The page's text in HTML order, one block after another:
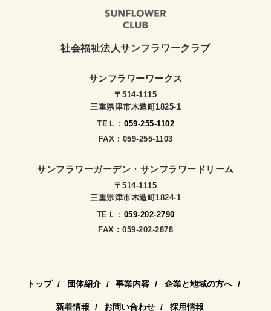
社会福祉法人サンフラワークラブ
サンフラワーワークス
〒514-1115
三重県津市木造町1825-1
TEＬ : 059-255-1102
FAX : 059-255-1103
サンフラワーガーデン・サンフラワードリーム
〒514-1115
三重県津市木造町1824-1
TEＬ : 059-202-2790
FAX : 059-202-2878
トップ 団体紹介 事業内容 企業と地域の方へ
新着情報 お問い合わせ 採用情報